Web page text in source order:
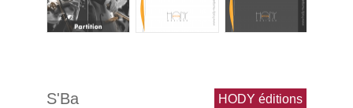
S'Ba HODY éditions